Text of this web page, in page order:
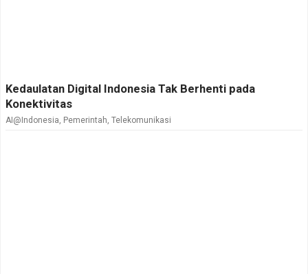
Kedaulatan Digital Indonesia Tak Berhenti pada
Konektivitas
AI@Indonesia Pemerintah Telekomunikasi